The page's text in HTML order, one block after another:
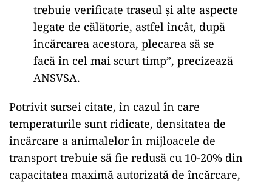
trebuie verificate traseul şi alte aspecte
legate de călătorie, astfel încât, după
încărcarea acestora, plecarea să se
facă în cel mai scurt timp”, precizează
ANSVSA.
Potrivit sursei citate, în cazul în care
temperaturile sunt ridicate, densitatea de
încărcare a animalelor în mijloacele de
transport trebuie să fie redusă cu 10-20% din
capacitatea maximă autorizată de încărcare,